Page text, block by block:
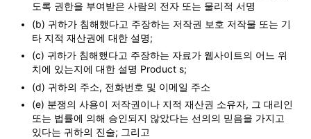
도록 권한을 부여받은 사람의 전자 또는 물리적 서명
(b) 귀하가 침해했다고 주장하는 저작권 보호 저작물 또는 기
타 지적 재산권에 대한 설명;
(c) 귀하가 침해했다고 주장하는 자료가 웹사이트의 어느 위
치에 있는지에 대한 설명 Product s;
(d) 귀하의 주소, 전화번호 및 이메일 주소
(e) 분쟁의 사용이 저작권이나 지적 재산권 소유자, 그 대리인
또는 법률에 의해 승인되지 않았다는 선의의 믿음을 가지고
있다는 귀하의 진술; 그리고